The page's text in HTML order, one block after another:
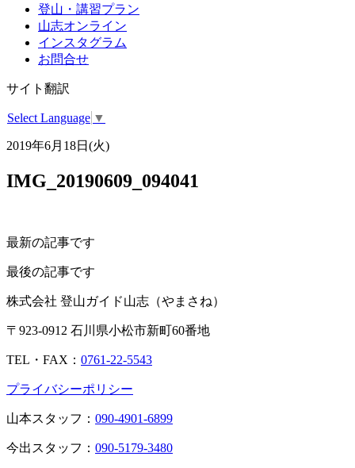
登山・講習プラン
山志オンライン
インスタグラム
お問合せ
サイト翻訳
Select Language ▼
2019年6月18日(火)
IMG_20190609_094041
最新の記事です
最後の記事です
株式会社 登山ガイド山志（やまさね）
〒923-0912 石川県小松市新町60番地
TEL・FAX： 0761-22-5543
プライバシーポリシー
山本スタッフ： 090-4901-6899
今出スタッフ： 090-5179-3480